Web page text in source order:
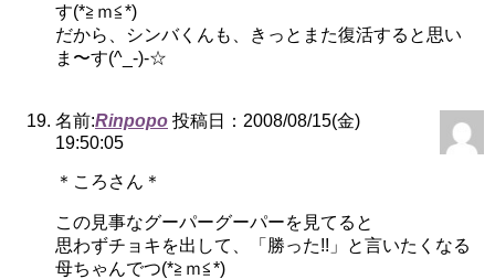
す(*≧ｍ≦*)
だから、シンバくんも、きっとまた復活すると思い
ま〜す(^_-)-☆
名前:Rinpopo 投稿日：2008/08/15(金)
19:50:05
＊ころさん＊
この見事なグーパーグーパーを見てると
思わずチョキを出して、「勝った!!」と言いたくなる
母ちゃんでつ(*≧ｍ≦*)